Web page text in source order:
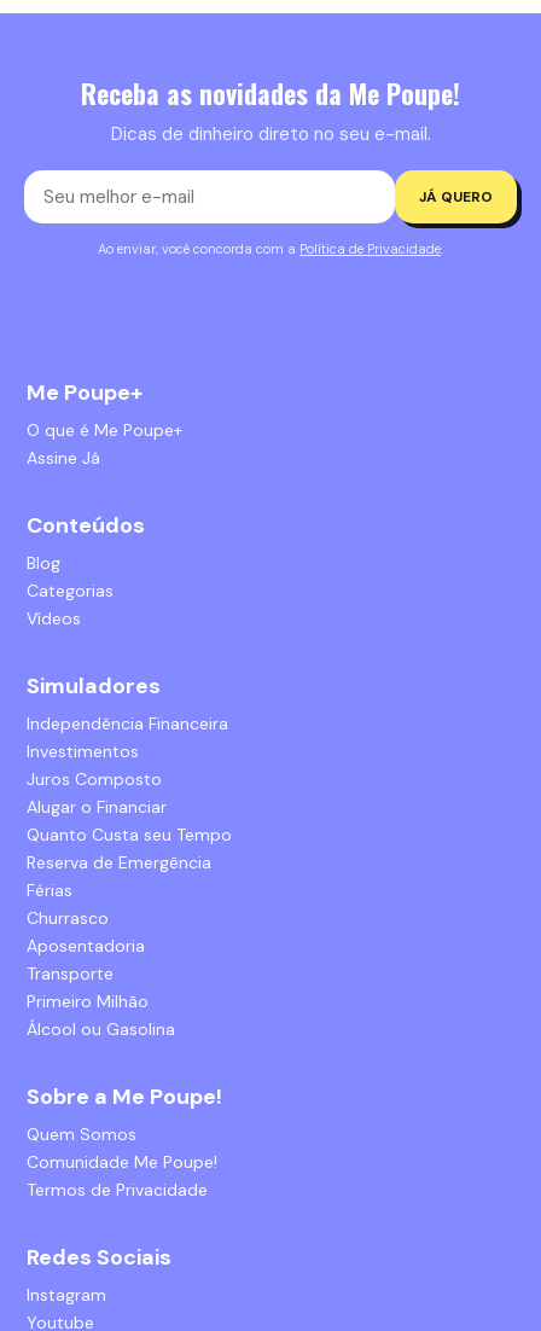
Receba as novidades da Me Poupe!
Dicas de dinheiro direto no seu e-mail.
JÁ QUERO
Ao enviar, você concorda com a Política de Privacidade.
Me Poupe+
O que é Me Poupe+
Assine Já
Conteúdos
Blog
Categorias
Vídeos
Simuladores
Independência Financeira
Investimentos
Juros Composto
Alugar o Financiar
Quanto Custa seu Tempo
Reserva de Emergência
Férias
Churrasco
Aposentadoria
Transporte
Primeiro Milhão
Álcool ou Gasolina
Sobre a Me Poupe!
Quem Somos
Comunidade Me Poupe!
Termos de Privacidade
Redes Sociais
Instagram
Youtube